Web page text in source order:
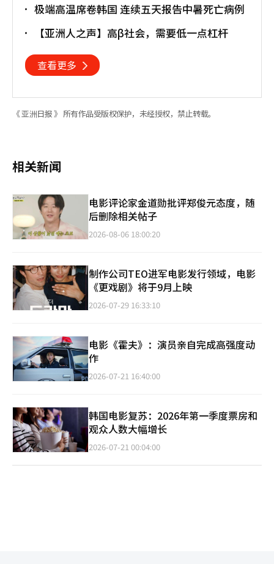
极端高温席卷韩国 连续五天报告中暑死亡病例
【亚洲人之声】高β社会，需要低一点杠杆
查看更多
《 亚洲日报 》 所有作品受版权保护，未经授权，禁止转载。
相关新闻
电影评论家金道勋批评郑俊元态度，随
后删除相关帖子
2026-08-06 18:00:20
制作公司TEO进军电影发行领域，电影
《更戏剧》将于9月上映
2026-07-29 16:33:10
电影《霍夫》：演员亲自完成高强度动
作
2026-07-21 16:40:00
韩国电影复苏：2026年第一季度票房和
观众人数大幅增长
2026-07-21 00:04:00